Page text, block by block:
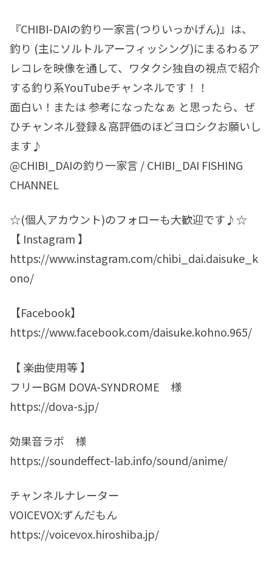
​『CHIBI-DAIの釣り一家言(つりいっかげん)』は、
釣り (主にソルトルアーフィッシング)にまるわるア
レコレを映像を通して、ワタクシ独自の視点で紹介
する釣り系YouTubeチャンネルです！！
面白い！または 参考になったなぁ と思ったら、ぜ
ひチャンネル登録＆高評価のほどヨロシクお願いし
ます♪
@CHIBI_DAIの釣り一家言 / CHIBI_DAI FISHING
CHANNEL
☆(個人アカウント)のフォローも大歓迎です♪☆
【 Instagram 】
https://www.instagram.com/chibi_dai.daisuke_k
ono/
【Facebook】
https://www.facebook.com/daisuke.kohno.965/
【 楽曲使用等 】
フリーBGM DOVA-SYNDROME 様
https://dova-s.jp/
効果音ラボ 様
https://soundeffect-lab.info/sound/anime/
チャンネルナレーター
VOICEVOX:ずんだもん
https://voicevox.hiroshiba.jp/